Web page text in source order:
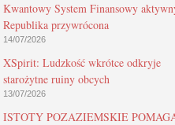
Kwantowy System Finansowy
Republika przywrócona
14/07/2026
XSpirit: Ludzkość wkrótce odkryje
starożytne ruiny obcych
13/07/2026
ISTOTY POZAZIEMSKIE